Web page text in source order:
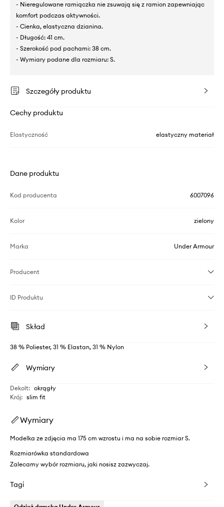
- Nieregulowane ramiączka nie zsuwają się z ramion zapewniając
komfort podczas aktywności.
- Cienka, elastyczna dzianina.
- Długość: 41 cm.
- Szerokość pod pachami: 38 cm.
- Wymiary podane dla rozmiaru: S.
Szczegóły produktu
Cechy produktu
Elastyczność elastyczny materiał
Dane produktu
Kod producenta 6007096
Kolor zielony
Marka Under Armour
Producent
ID Produktu
Skład
38 % Poliester, 31 % Elastan, 31 % Nylon
Wymiary
Dekolt: okrągły
Krój: slim fit
Wymiary
Modelka ze zdjęcia ma 175 cm wzrostu i ma na sobie rozmiar S.
Rozmiarówka standardowa
Zalecamy wybór rozmiaru, jaki nosisz zazwyczaj.
Tagi